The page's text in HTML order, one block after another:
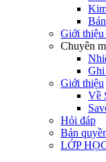
Giới thiệu
Chuyên
Ghi
Giới thiệu
Về
Hỏi đáp
Bản
LỚP